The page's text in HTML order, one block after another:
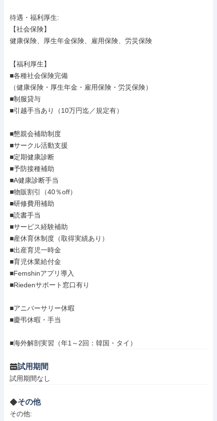
待遇・福利厚生:
【社会保険】
健康保険、厚生年金保険、雇用保険、労災保険
【福利厚生】
■各種社会保険完備
（健康保険・厚生年金・雇用保険・労災保険）
■制服貸与
■引越手当あり（10万円迄／規定有）
■懇親会補助制度
■サークル活動支援
■定期健康診断
■予防接種補助
■A健康診断手当
■物販割引（40％off）
■研修費用補助
■読書手当
■サービス経験補助
■産休育休制度（取得実績あり）
■出産育児一時金
■育児休業給付金
■Femshinアプリ導入
■Riedenサポート窓口有り
■アニバーサリー休暇
■慶弔休暇・手当
■海外解剖実習（年1～2回：韓国・タイ）
試用期間
試用期間なし
その他
その他: